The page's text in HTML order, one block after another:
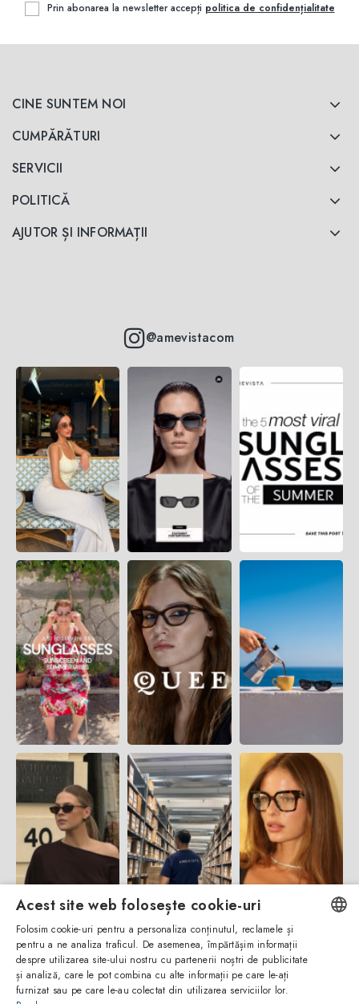
CINE SUNTEM NOI
CUMPĂRĂTURI
SERVICII
POLITICĂ
AJUTOR ȘI INFORMAȚII
@amevistacom
Prin abonarea la newsletter accepți politica de confidențialitate
ENGLISH
ITALIAN
Acest site web folosește cookie-uri
Folosim cookie-uri pentru a personaliza conținutul, reclamele și
pentru a ne analiza traficul. De asemenea, împărtășim informații
despre utilizarea site-ului nostru cu partenerii noștri de publicitate
și analiză, care le pot combina cu alte informații pe care le-ați
furnizat sau pe care le-au colectat din utilizarea serviciilor lor.